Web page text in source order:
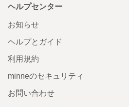
ヘルプセンター
お知らせ
ヘルプとガイド
利用規約
minneのセキュリティ
お問い合わせ